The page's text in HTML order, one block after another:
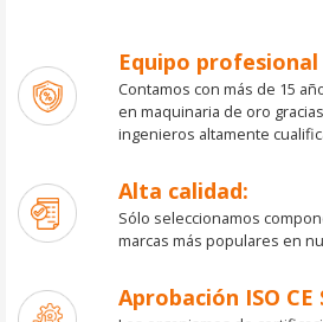
Equipo profesional
Contamos con más de 15
en maquinaria de oro
ingenieros altamente
Alta calidad:
Sólo seleccionamos
marcas más populares en
Aprobación ISO CE